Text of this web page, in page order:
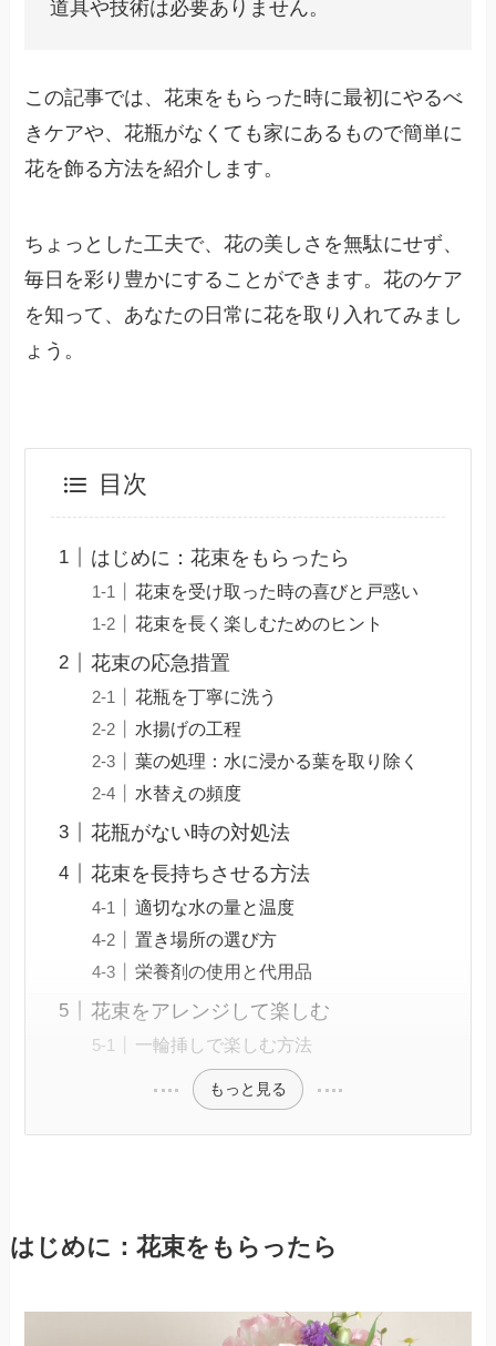
道具や技術は必要ありません。
この記事では、花束をもらった時に最初にやるべ
きケアや、花瓶がなくても家にあるもので簡単に
花を飾る方法を紹介します。
ちょっとした工夫で、花の美しさを無駄にせず、
毎日を彩り豊かにすることができます。花のケア
を知って、あなたの日常に花を取り入れてみまし
ょう。
目次
はじめに：花束をもらったら
花束を受け取った時の喜びと戸惑い
花束を長く楽しむためのヒント
花束の応急措置
花瓶を丁寧に洗う
水揚げの工程
葉の処理：水に浸かる葉を取り除く
水替えの頻度
花瓶がない時の対処法
花束を長持ちさせる方法
適切な水の量と温度
置き場所の選び方
栄養剤の使用と代用品
花束をアレンジして楽しむ
一輪挿しで楽しむ方法
もっと見る
はじめに：花束をもらったら